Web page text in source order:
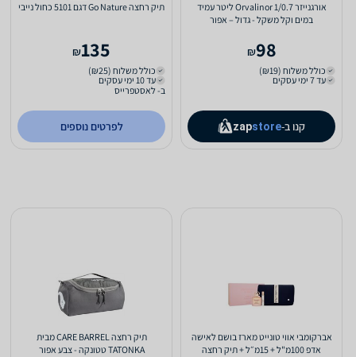
אורגנייזר Orvalinor 1/0.7 ליטר עמיד
במים וקל משקל - גדול – אפור
98
₪
כולל משלוח (₪19)
עד 7 ימי עסקים
קנו ב- zapstore
תיק רחצה Go Nature דגם 5101 כחול נייבי
135
₪
כולל משלוח (₪25)
עד 10 ימי עסקים
ב- לאסטפרייס
לפרטים נוספים
אברקומבי אווי טונייט מארז בושם לאישה
אדפ 100מ"ל + 15מ״ל + תיק רחצה
תיק רחצה CARE BARREL מבית
TATONKA טטונקה - צבע אפור